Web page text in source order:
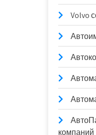
Volvo
компаний